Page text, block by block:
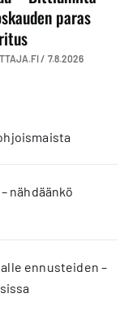
paras
/ 7.8.2026
nähdäänkö
ennusteiden –